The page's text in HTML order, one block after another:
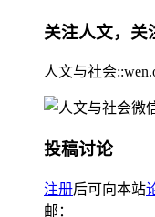
关注人文，关
人文与社会
投稿讨论
注册后可向本站
邮：